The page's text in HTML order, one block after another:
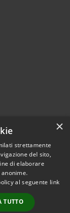
© 2024Comune
di Sopra
Powered by
•Accesso
redazione
×
strettamente
del sito,
di elaborare
al seguente link
TUTTO